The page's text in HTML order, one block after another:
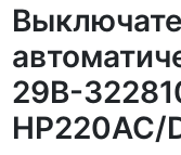
29В-
НР220AC/